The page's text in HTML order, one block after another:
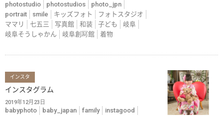
photostudio
photostudios
photo_jpn
portrait
smile キッズフォト
フォトスタジオ
ママリ
七五三 写真館 和装 子ども
岐阜
岐阜そうしゃかん
岐阜創冩館 着物
インスタ
インスタグラム
2019年12月23日
babyphoto baby_japan family
instagood